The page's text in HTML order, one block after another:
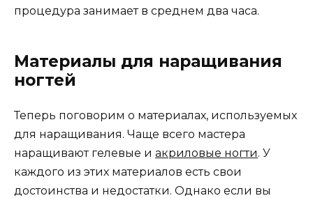
процедура занимает в среднем два часа.
Материалы для наращивания
ногтей
Теперь поговорим о материалах, используемых
для наращивания. Чаще всего мастера
наращивают гелевые и акриловые ногти. У
каждого из этих материалов есть свои
достоинства и недостатки. Однако если вы